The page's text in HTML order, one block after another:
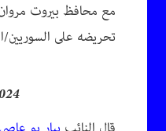
مع محافظ بيروت
تحريضه على السوريين/